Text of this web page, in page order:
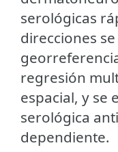
serológicas
direcciones
regresión
espacial, y se
serológica
dependiente.